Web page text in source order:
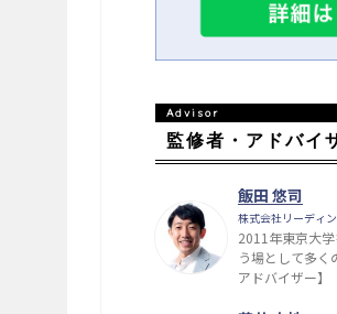
監修者・アドバイ
飯田 悠司
株式会社リーディ
2011年東京大
う場として多く
アドバイザー】